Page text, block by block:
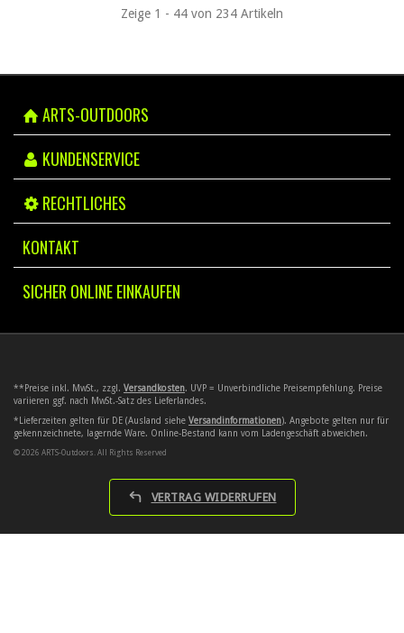
Zeige 1 - 44 von 234 Artikeln
ARTS-OUTDOORS
KUNDENSERVICE
RECHTLICHES
KONTAKT
SICHER ONLINE EINKAUFEN
VERTRAG WIDERRUFEN
**Preise inkl. MwSt., zzgl. Versandkosten. UVP = Unverbindliche Preisempfehlung. Preise
variieren ggf. nach MwSt.-Satz des Lieferlandes.
*Lieferzeiten gelten für DE (Ausland siehe Versandinformationen). Angebote gelten nur für
gekennzeichnete, lagernde Ware. Online-Bestand kann vom Ladengeschäft abweichen.
© 2026 ARTS-Outdoors. All Rights Reserved